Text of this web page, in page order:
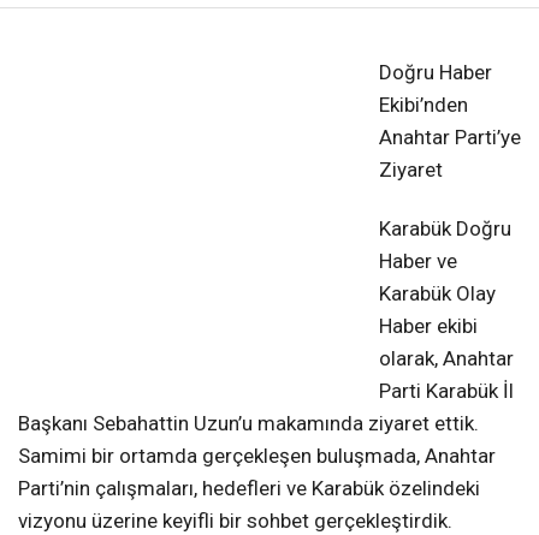
Doğru Haber
Ekibi’nden
Anahtar Parti’ye
Ziyaret
Karabük Doğru
Haber ve
Karabük Olay
Haber ekibi
olarak, Anahtar
Parti Karabük İl
Başkanı Sebahattin Uzun’u makamında ziyaret ettik.
Samimi bir ortamda gerçekleşen buluşmada, Anahtar
Parti’nin çalışmaları, hedefleri ve Karabük özelindeki
vizyonu üzerine keyifli bir sohbet gerçekleştirdik.